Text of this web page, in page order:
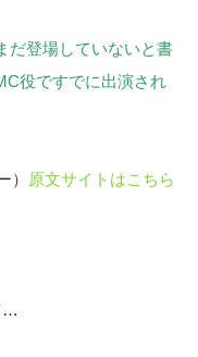
だ登場していないと書
役ですでに出演され
） 原文サイトはこちら
…